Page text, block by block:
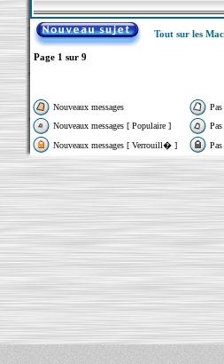
Tout sur les
Page 1 sur 9
Nouveaux messages
Nouveaux messages [ Populaire ]
Nouveaux messages [ Verrouill� ]